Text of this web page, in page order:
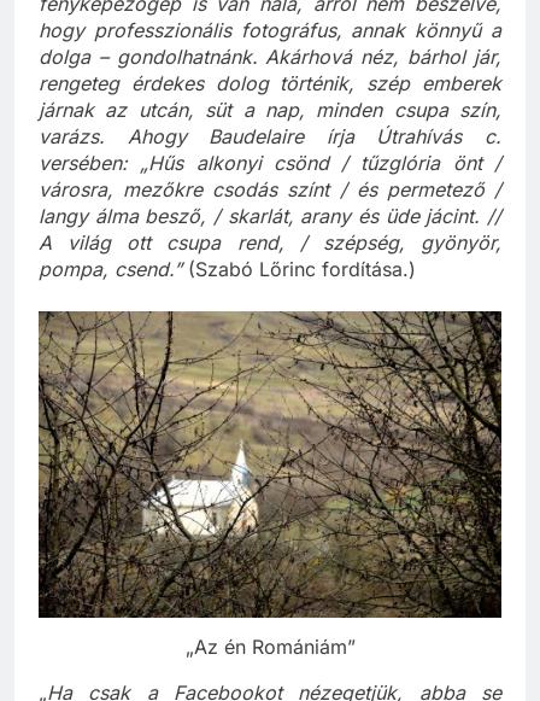
fényképezőgép is van nála, arról nem beszélve,
hogy professzionális fotográfus, annak könnyű a
dolga – gondolhatnánk. Akárhová néz, bárhol jár,
rengeteg érdekes dolog történik, szép emberek
járnak az utcán, süt a nap, minden csupa szín,
varázs. Ahogy Baudelaire írja Útrahívás c.
versében: „Hűs alkonyi csönd / tűzglória önt /
városra, mezőkre csodás színt / és permetező /
langy álma besző, / skarlát, arany és üde jácint. //
A világ ott csupa rend, / szépség, gyönyör,